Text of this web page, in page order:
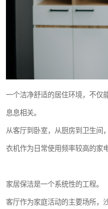
一个洁净舒适的居住环境，不仅
息息相关。
从客厅到卧室，从厨房到卫生间
衣机作为日常使用频率较高的家
家居保洁是一个系统性的工程。
客厅作为家庭活动的主要场所，